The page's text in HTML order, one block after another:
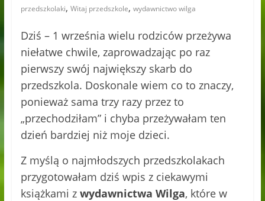
przedszkolaki, Witaj przedszkole, wydawnictwo wilga
Dziś – 1 września wielu rodziców przeżywa
niełatwe chwile, zaprowadzając po raz
pierwszy swój największy skarb do
przedszkola. Doskonale wiem co to znaczy,
ponieważ sama trzy razy przez to
„przechodziłam” i chyba przeżywałam ten
dzień bardziej niż moje dzieci.
Z myślą o najmłodszych przedszkolakach
przygotowałam dziś wpis z ciekawymi
książkami z wydawnictwa Wilga, które w